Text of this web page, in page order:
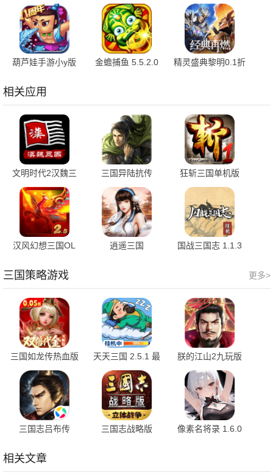
最新版
安卓版
新版
葫芦娃手游小y版
金蟾捕鱼 5.5.2.0
精灵盛典黎明0.1折
相关应用
文明时代2汉魏三
国 2.3 官方版
三国异陆抗传
1.0.134 最新版
狂斩三国单机版
2.1.8 官方版
汉风幻想三国OL
逍遥三国
国战三国志 1.1.3
更多>
三国策略游戏
三国如龙传热血版
1.0 安卓版
天天三国 2.5.1 最
新版
朕的江山2九玩版
1.5.45 安卓版
三国志吕布传
三国志战略版
像素名将录 1.6.0
相关文章